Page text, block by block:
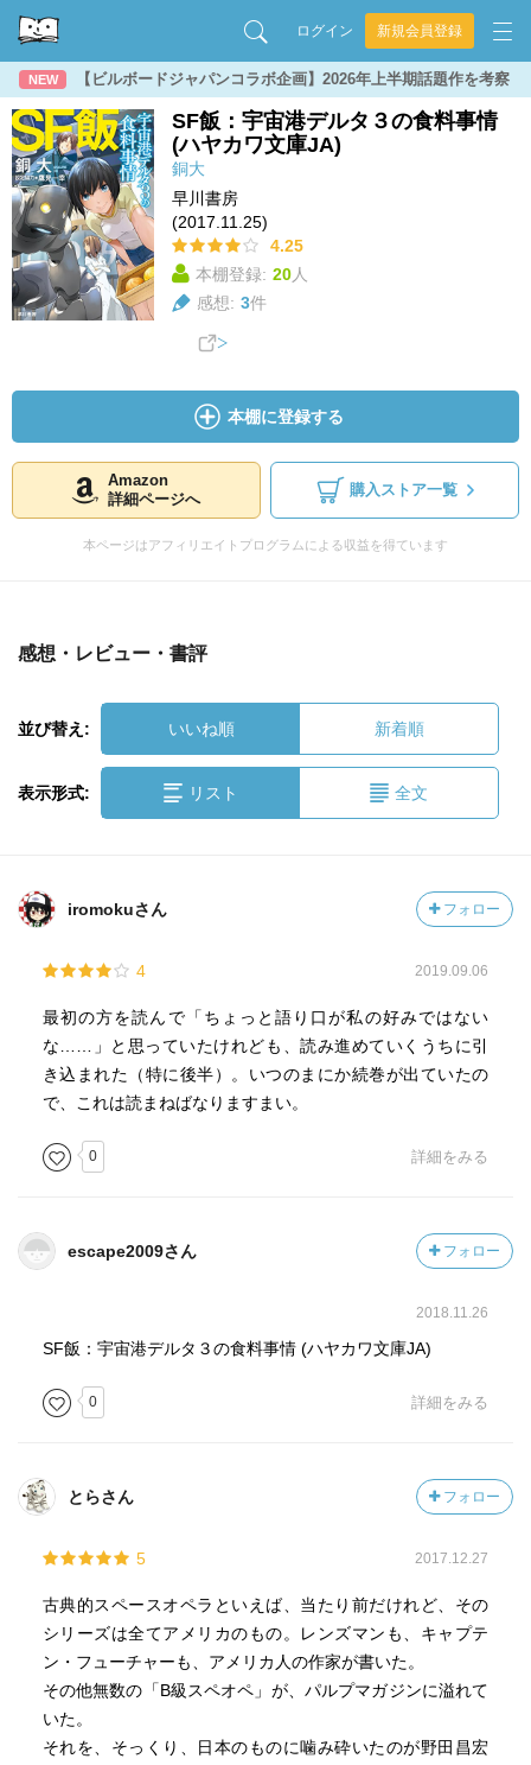
ログイン 新規会員登録
NEW 【ビルボードジャパンコラボ企画】2026年上半期話題作を考察
SF飯：宇宙港デルタ３の食料事情
(ハヤカワ文庫JA)
銅大
早川書房
(2017.11.25)
4.25
本棚登録: 20人
感想: 3件
本棚に登録する
Amazon
詳細ページへ
購入ストア一覧
本ページはアフィリエイトプログラムによる収益を得ています
感想・レビュー・書評
並び替え: いいね順 新着順
表示形式: リスト 全文
iromokuさん フォロー
4 2019.09.06
最初の方を読んで「ちょっと語り口が私の好みではない
な……」と思っていたけれども、読み進めていくうちに引
き込まれた（特に後半）。いつのまにか続巻が出ていたの
で、これは読まねばなりますまい。
0 詳細をみる
escape2009さん フォロー
2018.11.26
SF飯：宇宙港デルタ３の食料事情 (ハヤカワ文庫JA)
0 詳細をみる
とらさん フォロー
5 2017.12.27
古典的スペースオペラといえば、当たり前だけれど、その
シリーズは全てアメリカのもの。レンズマンも、キャプテ
ン・フューチャーも、アメリカ人の作家が書いた。
その他無数の「B級スペオペ」が、パルプマガジンに溢れて
いた。
それを、そっくり、日本のものに噛み砕いたのが野田昌宏